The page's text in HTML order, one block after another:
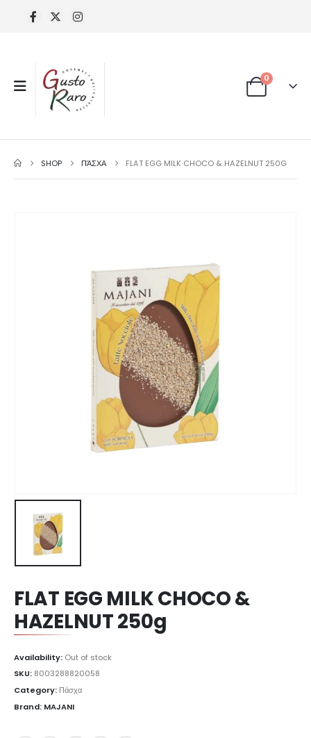
0
SHOP ΠΆΣΧΑ FLAT EGG MILK CHOCO & HAZELNUT 250G
FLAT EGG MILK CHOCO &
HAZELNUT 250g
Availability: Out of stock
SKU: 8003288820058
Category: Πάσχα
Brand: MAJANI